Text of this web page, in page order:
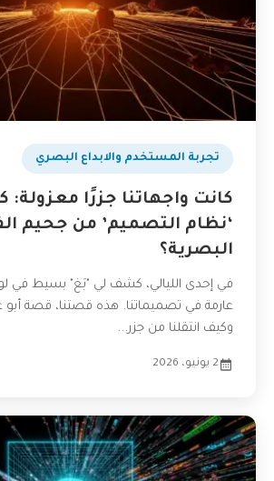
تجربة المستخدم والابداع البصري
كانت واجهاتنا جزرًا معزولة:
‘نظام التصميم’ من جحيم
البصرية؟
في إحدى الليالي، كشف لي "بَغ" بسيط في
عارمة في تصميماتنا. هذه قصتنا، قصة أبو
وكيف انتقلنا من جزر...
2 يونيو، 2026